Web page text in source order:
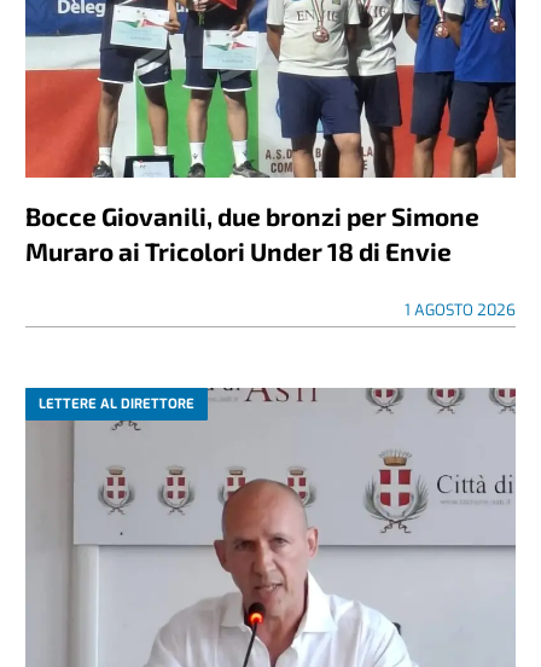
Bocce Giovanili, due bronzi per Simone
Muraro ai Tricolori Under 18 di Envie
1 AGOSTO 2026
LETTERE AL DIRETTORE